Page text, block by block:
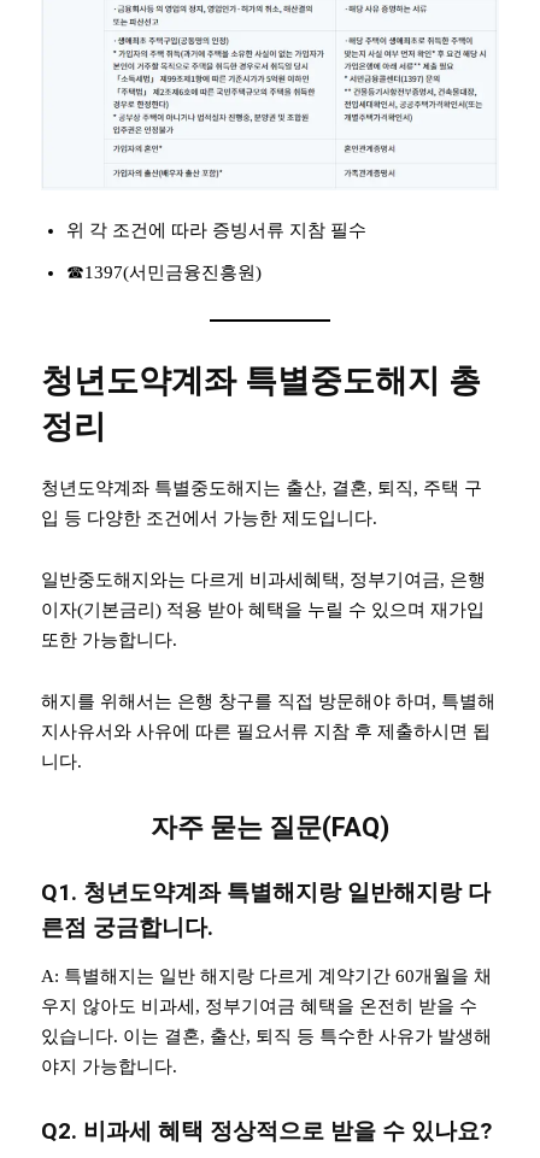
위 각 조건에 따라 증빙서류 지참 필수
☎1397(서민금융진흥원)
청년도약계좌 특별중도해지 총
정리
청년도약계좌 특별중도해지는 출산, 결혼, 퇴직, 주택 구
입 등 다양한 조건에서 가능한 제도입니다.
일반중도해지와는 다르게 비과세혜택, 정부기여금, 은행
이자(기본금리) 적용 받아 혜택을 누릴 수 있으며 재가입
또한 가능합니다.
해지를 위해서는 은행 창구를 직접 방문해야 하며, 특별해
지사유서와 사유에 따른 필요서류 지참 후 제출하시면 됩
니다.
자주 묻는 질문(FAQ)
Q1. 청년도약계좌 특별해지랑 일반해지랑 다
른점 궁금합니다.
A: 특별해지는 일반 해지랑 다르게 계약기간 60개월을 채
우지 않아도 비과세, 정부기여금 혜택을 온전히 받을 수
있습니다. 이는 결혼, 출산, 퇴직 등 특수한 사유가 발생해
야지 가능합니다.
Q2. 비과세 혜택 정상적으로 받을 수 있나요?